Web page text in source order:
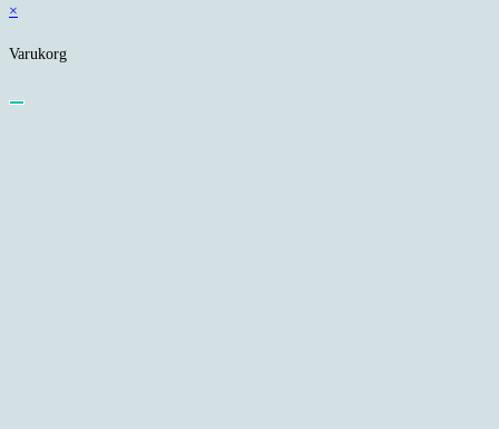
×
Varukorg